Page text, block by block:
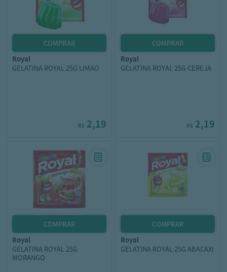
royal
GELATINA ROYAL 25G LIMAO
R$ 2,19
royal
GELATINA ROYAL 25G CEREJA
R$ 2,19
royal
GELATINA ROYAL 25G
MORANGO
royal
GELATINA ROYAL 25G ABACAXI